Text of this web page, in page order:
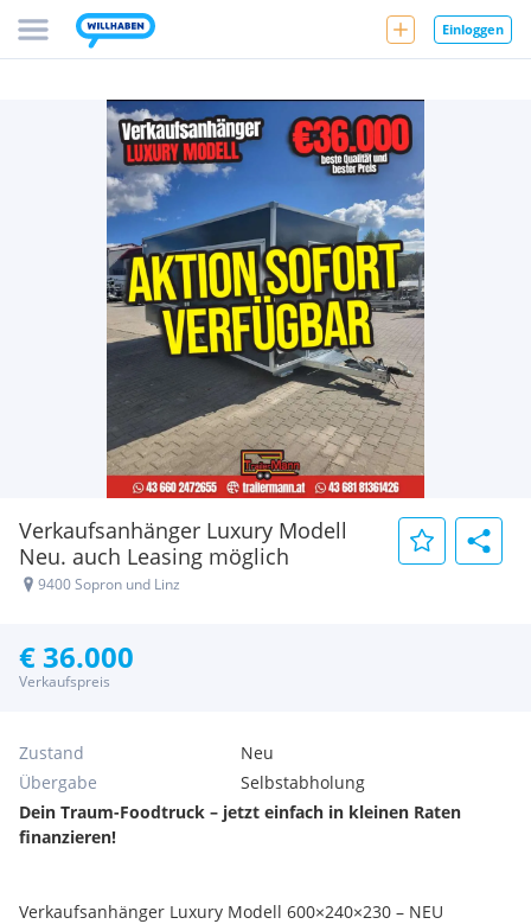
Einloggen
Verkaufsanhänger Luxury Modell
Neu. auch Leasing möglich
9400 Sopron und Linz
€ 36.000
Verkaufspreis
Zustand
Neu
Übergabe
Selbstabholung
Dein Traum-Foodtruck – jetzt einfach in kleinen Raten
finanzieren!
Verkaufsanhänger Luxury Modell 600×240×230 – NEU